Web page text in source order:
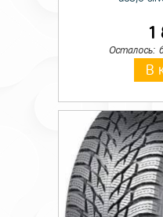
Индекс нагрузки
Индекс скорости
1
Осталось:
В